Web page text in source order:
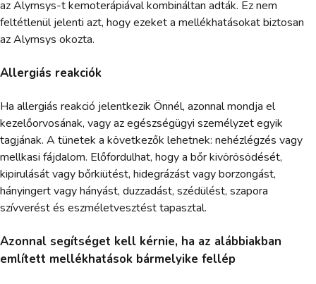
az Alymsys-t kemoterápiával kombináltan adták. Ez nem
feltétlenül jelenti azt, hogy ezeket a mellékhatásokat biztosan
az Alymsys okozta.
Allergiás reakciók
Ha allergiás reakció jelentkezik Önnél, azonnal mondja el
kezelőorvosának, vagy az egészségügyi személyzet egyik
tagjának. A tünetek a következők lehetnek: nehézlégzés vagy
mellkasi fájdalom. Előfordulhat, hogy a bőr kivörösödését,
kipirulását vagy bőrkiütést, hidegrázást vagy borzongást,
hányingert vagy hányást, duzzadást, szédülést, szapora
szívverést és eszméletvesztést tapasztal.
Azonnal segítséget kell kérnie, ha az alábbiakban
említett mellékhatások bármelyike fellép